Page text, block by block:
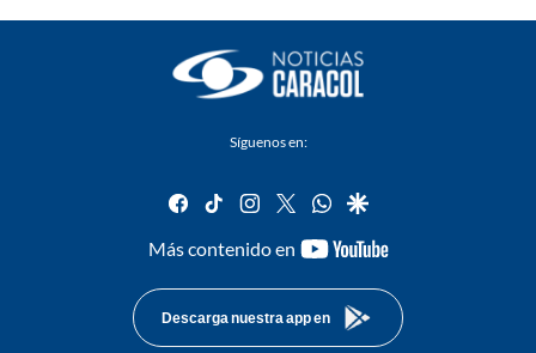
Síguenos en:
facebook
tiktok instagram
twitterwhatsapp
google
Más contenido en
youtube-
Descarga nuestra app en